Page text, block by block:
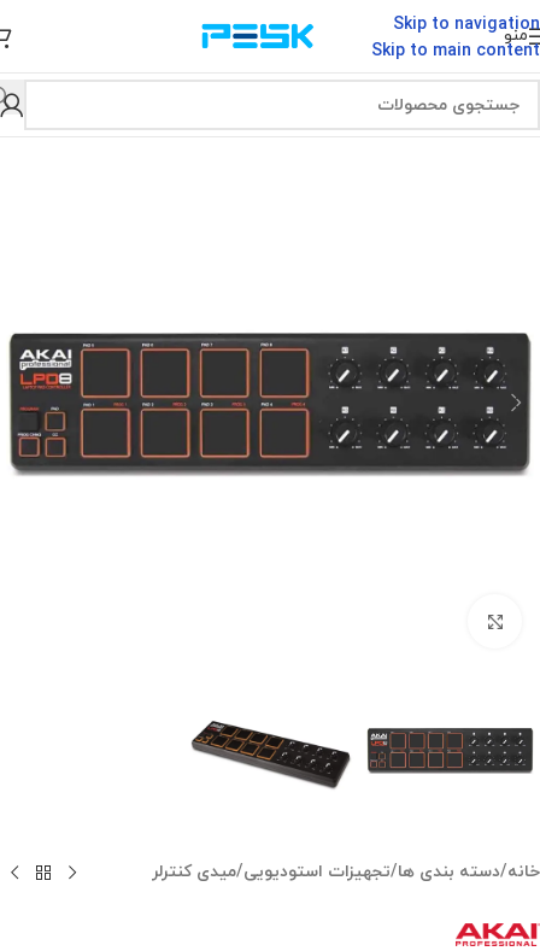
Skip to navigation
Skip to main content
منو
خانه/دسته بندی ها/تجهیزات استودیویی/میدی کنترلر